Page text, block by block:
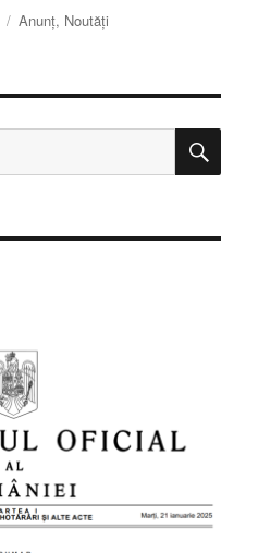
Categorii
Anunț, Noutăți